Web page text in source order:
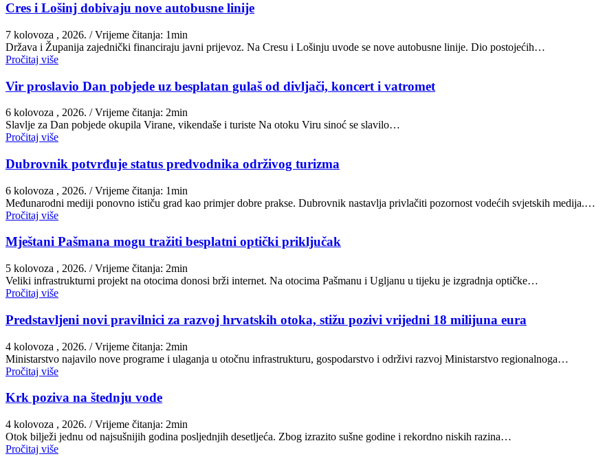
Cres i Lošinj dobivaju nove autobusne linije
7 kolovoza , 2026. / Vrijeme čitanja: 1min
Država i Županija zajednički financiraju javni prijevoz. Na Cresu i Lošinju uvode se nove autobusne linije. Dio postojećih…
Pročitaj više
Vir proslavio Dan pobjede uz besplatan gulaš od divljači, koncert i vatromet
6 kolovoza , 2026. / Vrijeme čitanja: 2min
Slavlje za Dan pobjede okupila Virane, vikendaše i turiste Na otoku Viru sinoć se slavilo…
Pročitaj više
Dubrovnik potvrđuje status predvodnika održivog turizma
6 kolovoza , 2026. / Vrijeme čitanja: 1min
Međunarodni mediji ponovno ističu grad kao primjer dobre prakse. Dubrovnik nastavlja privlačiti pozornost vodećih svjetskih medija.…
Pročitaj više
Mještani Pašmana mogu tražiti besplatni optički priključak
5 kolovoza , 2026. / Vrijeme čitanja: 2min
Veliki infrastrukturni projekt na otocima donosi brži internet. Na otocima Pašmanu i Ugljanu u tijeku je izgradnja optičke…
Pročitaj više
Predstavljeni novi pravilnici za razvoj hrvatskih otoka, stižu pozivi vrijedni 18 milijuna eura
4 kolovoza , 2026. / Vrijeme čitanja: 2min
Ministarstvo najavilo nove programe i ulaganja u otočnu infrastrukturu, gospodarstvo i održivi razvoj Ministarstvo regionalnoga…
Pročitaj više
Krk poziva na štednju vode
4 kolovoza , 2026. / Vrijeme čitanja: 2min
Otok bilježi jednu od najsušnijih godina posljednjih desetljeća. Zbog izrazito sušne godine i rekordno niskih razina…
Pročitaj više